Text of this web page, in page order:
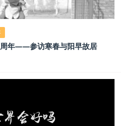
年——参访寒春与阳早故居